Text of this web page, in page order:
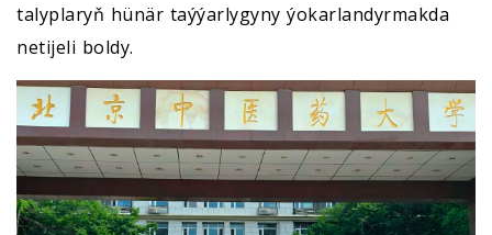
talyplaryň hünär taýýarlygyny ýokarlandyrmakda
netijeli boldy.